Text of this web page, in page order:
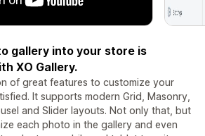
gallery into your store is
XO Gallery.
of great features to customize your
It supports modern Grid, Masonry,
and Slider layouts. Not only that, but
each photo in the gallery and even